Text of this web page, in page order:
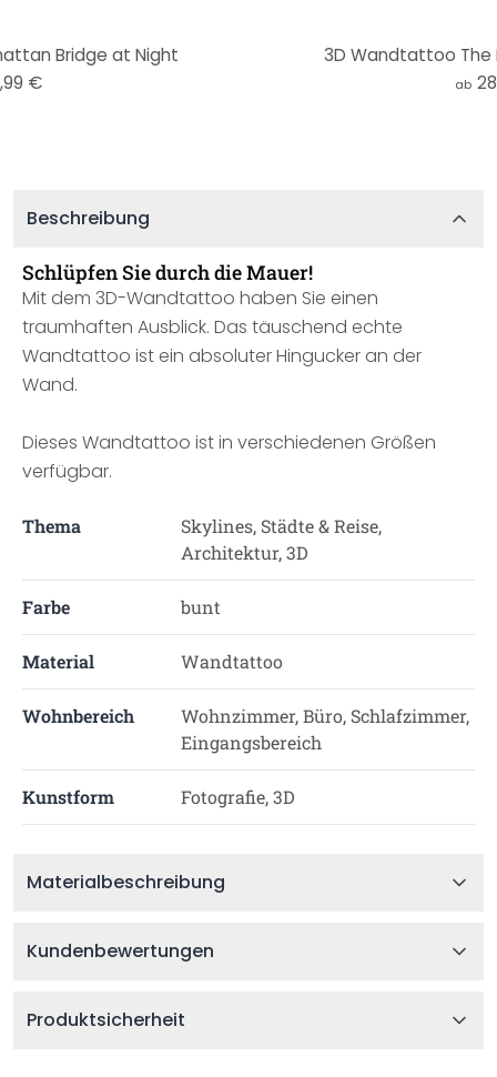
Bridge at Night
€
3D Wandtattoo The
ab
Beschreibung
Schlüpfen Sie durch die Mauer!
Mit dem 3D-Wandtattoo haben Sie einen
traumhaften Ausblick. Das täuschend echte
Wandtattoo ist ein absoluter Hingucker an der
Wand.
Dieses Wandtattoo ist in verschiedenen Größen
verfügbar.
Thema
Skylines, Städte & Reise,
Architektur, 3D
Farbe bunt
Material Wandtattoo
Wohnbereich
Wohnzimmer, Büro, Schlafzimmer,
Eingangsbereich
Kunstform Fotografie, 3D
Materialbeschreibung
Kundenbewertungen
Produktsicherheit